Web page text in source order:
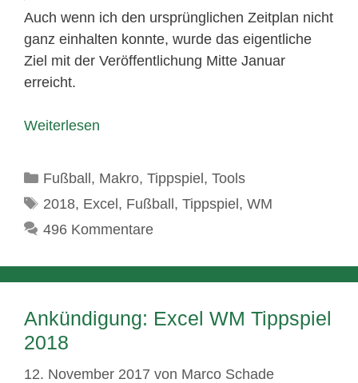
Auch wenn ich den ursprünglichen Zeitplan nicht
ganz einhalten konnte, wurde das eigentliche
Ziel mit der Veröffentlichung Mitte Januar
erreicht.
Weiterlesen
Kategorien
Fußball , Makro, Tippspiel , Tools
Schlagwörter
2018, Excel , Fußball , Tippspiel , WM
496 Kommentare
Ankündigung: Excel WM Tippspiel
2018
12. November 2017 von Marco Schade